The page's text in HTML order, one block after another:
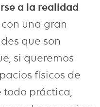
a la realidad
una gran
que son
si queremos
físicos de
todo práctica,